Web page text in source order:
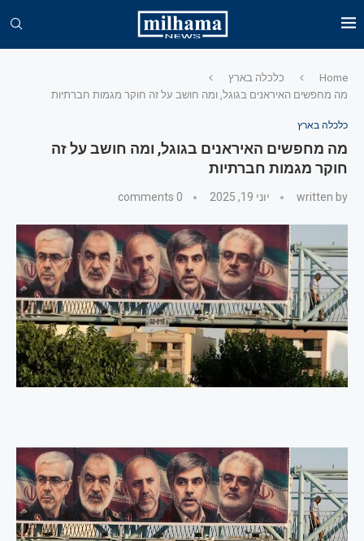
Home
כלכלה בארץ
מה מחפשים האיראנים בגוגל, ומה חושב על זה חוקר מגמות חברתיות
כלכלה בארץ
מה מחפשים האיראנים בגוגל, ומה חושב על זה
חוקר מגמות חברתיות
written by יוני 19, 2025 0 comments